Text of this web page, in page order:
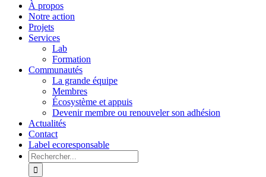
À propos
Notre action
Projets
Services
Lab
Formation
Communautés
La grande équipe
Membres
Écosystème et appuis
Devenir membre ou renouveler son adhésion
Actualités
Contact
Label ecoresponsable
Rechercher: